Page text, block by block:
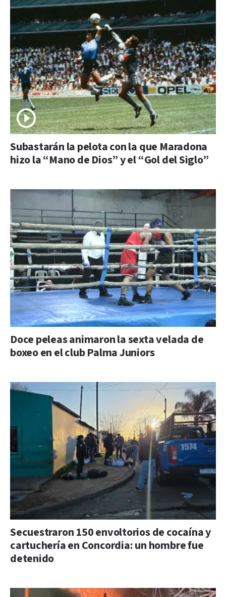
Subastarán la pelota con la que Maradona
hizo la “Mano de Dios” y el “Gol del Siglo”
Doce peleas animaron la sexta velada de
boxeo en el club Palma Juniors
Secuestraron 150 envoltorios de cocaína y
cartuchería en Concordia: un hombre fue
detenido